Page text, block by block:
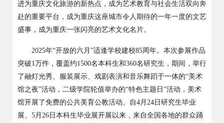
o
n
进为重庆文化旅游的新热点，成为艺术教育与社会生活双向奔
赴的重要平台，成为重庆这座城市令人期待的一年一度的文艺
盛事，成为重庆一张闪亮的艺术文化名片。
2025年“开放的六月”适逢学校建校85周年。本次参展作品
突破1万件，覆盖约1500名本科生和360名研究生，期间，举行
了融灯光秀、服装展示、戏剧表演和音乐舞蹈于一体的“美术
馆之夜”活动，二级学院轮值举办的“特色主题日”活动，美术
馆开展了免费的公共美育公教活动。自4月 24 日研究生毕业
展、 5月 26 日本科生毕业展开展以来，来自全国各地的群众踊